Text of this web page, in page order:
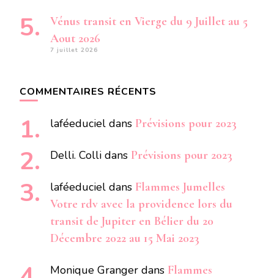
Vénus transit en Vierge du 9 Juillet au 5
Aout 2026
7 juillet 2026
COMMENTAIRES RÉCENTS
laféeduciel dans Prévisions pour 2023
Delli. Colli dans Prévisions pour 2023
laféeduciel dans Flammes Jumelles
Votre rdv avec la providence lors du
transit de Jupiter en Bélier du 20
Décembre 2022 au 15 Mai 2023
Monique Granger dans Flammes